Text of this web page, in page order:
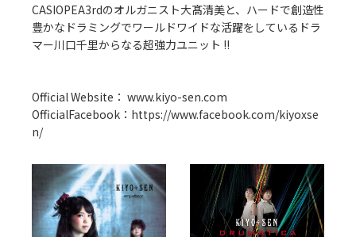
CASIOPEA3rdのオルガニスト大髙清美と、ハードで創造性
豊かなドラミングでワールドワイドな活躍をしているドラ
マー川口千里からなる超強力ユニット !!
Official Website： www.kiyo-sen.com
OfficialFacebook： https://www.facebook.com/kiyoxse
n/